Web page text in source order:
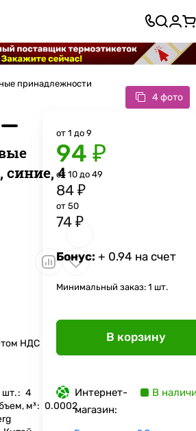
принадлежности
4 фото
синие, 4
НДС
шт.: 4
м³: 0.0002
от 1 до 9
94 ₽
от 10 до 49
84 ₽
от 50
74 ₽
Бонус: + 0.94 на счет
Минимальный заказ: 1 шт.
В корзину
Интернет-
магазин:
В